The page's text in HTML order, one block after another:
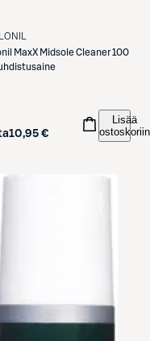
MaxX Midsole Cleaner 100
10,95 €
Lisää
ostoskoriin